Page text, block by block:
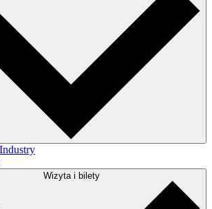
Wizyta i bilety